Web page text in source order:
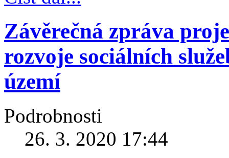
Závěrečná zpráva
rozvoje sociálních
území
Podrobnosti
26. 3. 2020 17:44